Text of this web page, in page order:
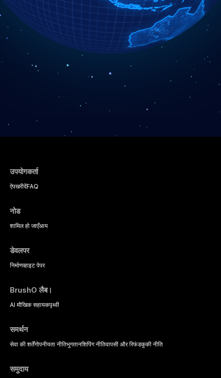
उपयोगकर्ता
ऐपखरीदेंFAQ
नोड
शामिल हो जाएँआय
डेवलपर
निर्माणव्हाइट पेपर
BrushO लैब।
AI मौखिक सहायकपृथ्वी
समर्थन
सेवा की शर्तेंगोपनीयता नीतिभुगतानशिपिंग नीतिवापसी और रिफंडकुकी नीति
समुदाय